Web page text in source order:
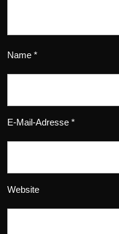
Name *
E-Mail-Adresse *
Website